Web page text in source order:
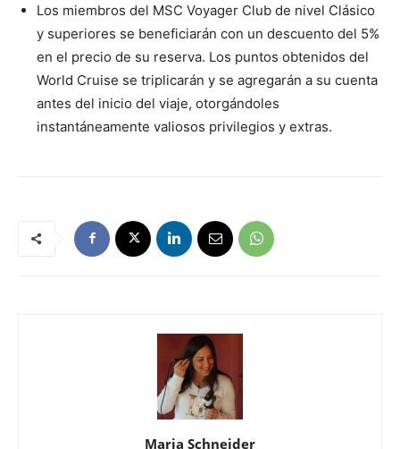
Los miembros del MSC Voyager Club de nivel Clásico
y superiores se beneficiarán con un descuento del 5%
en el precio de su reserva. Los puntos obtenidos del
World Cruise se triplicarán y se agregarán a su cuenta
antes del inicio del viaje, otorgándoles
instantáneamente valiosos privilegios y extras.
Maria Schneider